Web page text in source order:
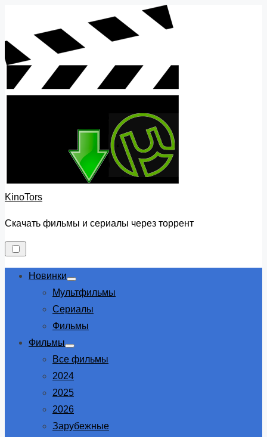
content
KinoTors
Скачать фильмы и сериалы через торрент
Новинки
Show
sub
Мультфильмы
Сериалы
Фильмы
Фильмы
Show
sub
Все фильмы
2024
2025
2026
Зарубежные